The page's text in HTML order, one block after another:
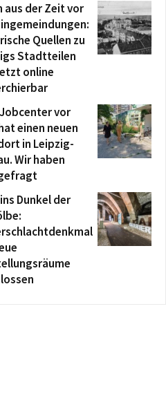
aus der Zeit vor
Quellen zu
Stadtteilen
online
vor
einen neuen
in Leipzig-
Wir haben
Dunkel der